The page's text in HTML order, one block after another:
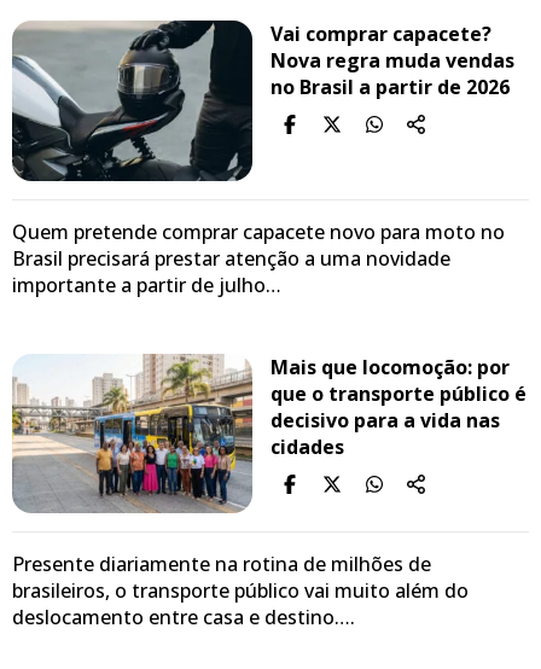
Vai comprar capacete?
Nova regra muda vendas
no Brasil a partir de 2026
Quem pretende comprar capacete novo para moto no
Brasil precisará prestar atenção a uma novidade
importante a partir de julho…
Mais que locomoção: por
que o transporte público é
decisivo para a vida nas
cidades
Presente diariamente na rotina de milhões de
brasileiros, o transporte público vai muito além do
deslocamento entre casa e destino….